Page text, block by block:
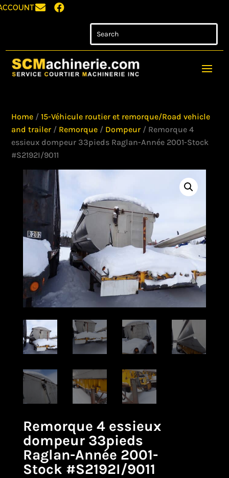
 
Home /15-Véhicule routier et remorque/Road vehicle
and trailer / Remorque / Dompeur / Remorque 4
essieux dompeur 33pieds Raglan-Année 2001-Stock
#S2192I/9011
Remorque 4 essieux
dompeur 33pieds
Raglan-Année 2001-
Stock #S2192I/9011